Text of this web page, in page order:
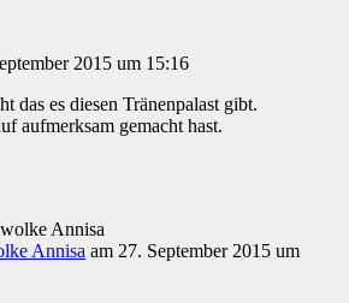
2015 um 15:16
das es diesen Tränenpalast gibt.
aufmerksam gemacht hast.
Annisa am 27. September 2015 um